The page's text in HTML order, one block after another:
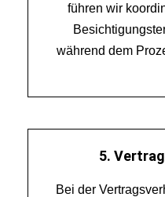
führen wir
während dem
5.
Bei der